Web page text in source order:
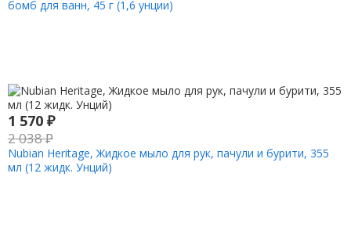
бомб для ванн, 45 г (1,6 унции)
1 570 ₽
2 038₽
Nubian Heritage, Жидкое мыло для рук, пачули и бурити, 355
мл (12 жидк. Унций)